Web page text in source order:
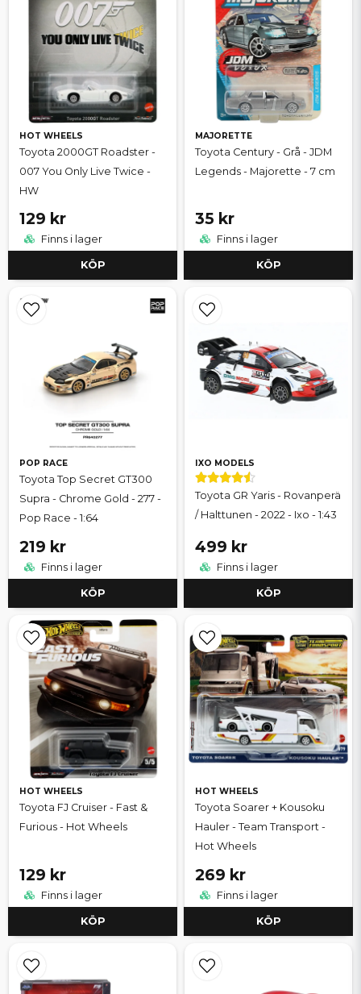
HOT WHEELS
Toyota 2000GT Roadster -
007 You Only Live Twice -
HW
129 kr
Finns i lager
KÖP
MAJORETTE
Toyota Century - Grå - JDM
Legends - Majorette - 7 cm
35 kr
Finns i lager
KÖP
POP RACE
Toyota Top Secret GT300
Supra - Chrome Gold - 277 -
Pop Race - 1:64
219 kr
Finns i lager
KÖP
IXO MODELS
Toyota GR Yaris - Rovanperä
/ Halttunen - 2022 - Ixo - 1:43
499 kr
Finns i lager
KÖP
HOT WHEELS
Toyota FJ Cruiser - Fast &
Furious - Hot Wheels
129 kr
Finns i lager
KÖP
HOT WHEELS
Toyota Soarer + Kousoku
Hauler - Team Transport -
Hot Wheels
269 kr
Finns i lager
KÖP